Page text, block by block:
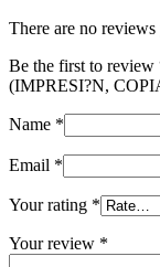
Y
quantity
There are no reviews
Be the first to
(IMPRESI?N,
Name *
Email *
Your rating *
Your review *